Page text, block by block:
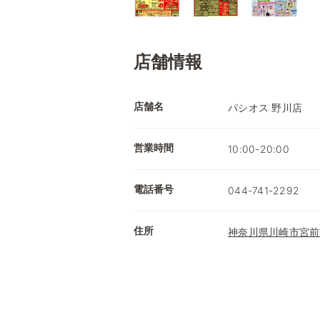
店舗情報
店舗名 パシオス 野川店
営業時間 10:00-20:00
電話番号 044-741-2292
住所 神奈川県川崎市宮